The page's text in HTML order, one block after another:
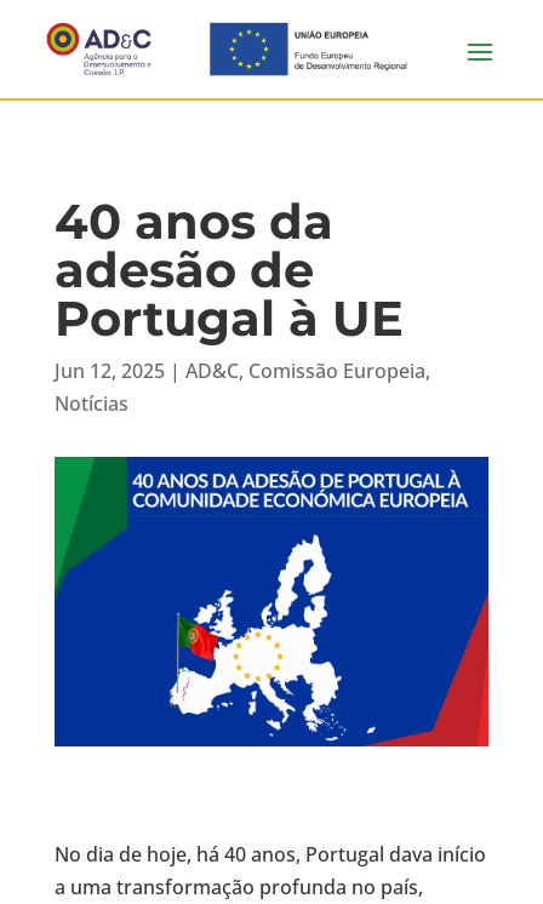
40 anos da
adesão de
Portugal à UE
Jun 12, 2025| AD&C, Comissão Europeia,
Notícias
No dia de hoje, há 40 anos, Portugal dava início
a uma transformação profunda no país,